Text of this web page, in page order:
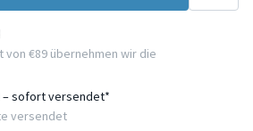
€89 übernehmen wir die
– sofort versendet*
versendet